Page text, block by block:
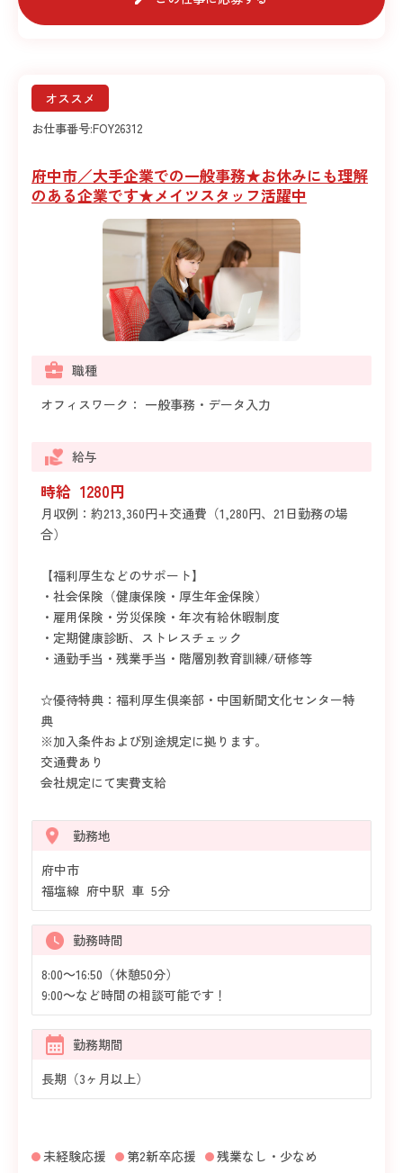
オススメ
お仕事番号:FOY26312
府中市／大手企業での一般事務★お休みにも理解
のある企業です★メイツスタッフ活躍中
職種
オフィスワーク： 一般事務・データ入力
給与
時給 1280円
月収例：約213,360円+交通費（1,280円、21日勤務の場
合）
【福利厚生などのサポート】
・社会保険（健康保険・厚生年金保険）
・雇用保険・労災保険・年次有給休暇制度
・定期健康診断、ストレスチェック
・通勤手当・残業手当・階層別教育訓練/研修等
☆優待特典：福利厚生倶楽部・中国新聞文化センター特
典
※加入条件および別途規定に拠ります。
交通費あり
会社規定にて実費支給
勤務地
府中市
福塩線 府中駅 車 5分
勤務時間
8:00～16:50（休憩50分）
9:00～など時間の相談可能です！
勤務期間
長期（3ヶ月以上）
未経験応援 第2新卒応援
残業なし・少なめ